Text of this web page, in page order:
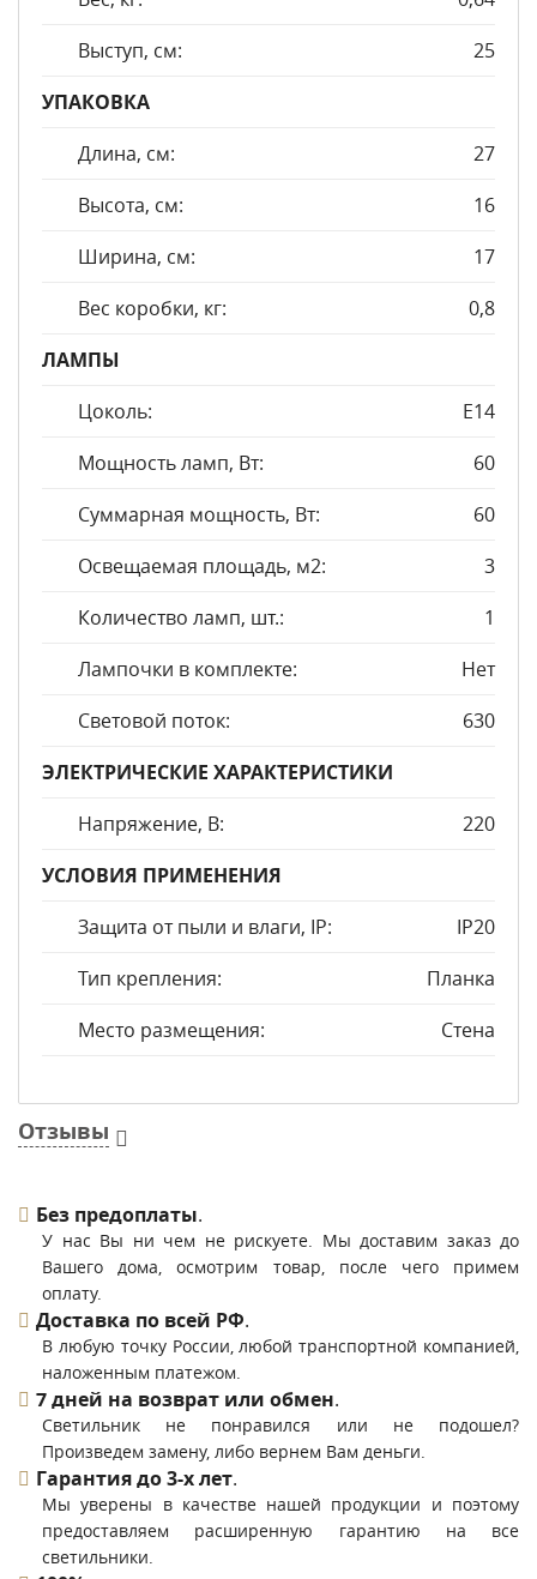
Выступ, см:
25
УПАКОВКА
Длина, см:
27
Высота, см:
16
Ширина, см:
17
Вес коробки, кг:
0,8
ЛАМПЫ
Цоколь:
E14
Мощность ламп, Вт:
60
Суммарная мощность, Вт:
60
Освещаемая площадь, м2:
3
Количество ламп, шт.:
1
Лампочки в комплекте:
Нет
Световой поток:
630
ЭЛЕКТРИЧЕСКИЕ ХАРАКТЕРИСТИКИ
Напряжение, В:
220
УСЛОВИЯ ПРИМЕНЕНИЯ
Защита от пыли и влаги, IP:
IP20
Тип крепления:
Планка
Место размещения:
Стена
Отзывы
Без предоплаты.
У нас Вы ни чем не рискуете. Мы доставим заказ до
Вашего дома, осмотрим товар, после чего примем
оплату.
Доставка по всей РФ.
В любую точку России, любой транспортной компанией,
наложенным платежом.
7 дней на возврат или обмен.
Светильник не понравился или не подошел?
Произведем замену, либо вернем Вам деньги.
Гарантия до 3-х лет.
Мы уверены в качестве нашей продукции и поэтому
предоставляем расширенную гарантию на все
светильники.